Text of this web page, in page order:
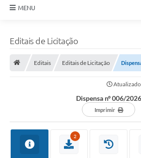
MENU
COVID-19
Editais de Licitação
Editais Editais de Licitação
Dispensa nº 006/2026
Imprimir
2